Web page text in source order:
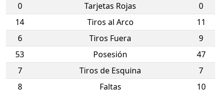
0
Tarjetas Rojas
0
14
Tiros al Arco
11
6
Tiros Fuera
9
53
Posesión
47
7
Tiros de Esquina
7
8
Faltas
10